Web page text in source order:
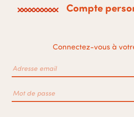
Compte
Connectez-vous à